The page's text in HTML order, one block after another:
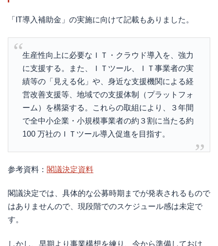
「IT導入補助金」の実施に向けて記載もありました。
生産性向上に必要なＩＴ・クラウド導入を、強力
に支援する。また、ＩＴツール、ＩＴ事業者の実
績等の「見える化」や、身近な支援機関による経
営改善支援等、地域での支援体制（プラットフォ
ーム）を構築する。これらの取組により、３年間
で全中小企業・小規模事業者の約３割に当たる約
100 万社のＩＴツール導入促進を目指す。
参考資料： 閣議決定資料
閣議決定では、具体的な公募時期までが発表されるもので
はありませんので、現段階でのスケジュール感は未定で
す。
しかし、早期より事業構想を練り、今から準備しておけ